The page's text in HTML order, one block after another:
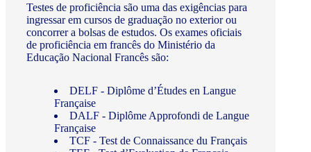
Testes de proficiência são uma das exigências para
ingressar em cursos de graduação no exterior ou
concorrer a bolsas de estudos. Os exames oficiais
de proficiência em francês do Ministério da
Educação Nacional Francês são:
DELF - Diplôme d’Études en Langue
Française
DALF - Diplôme Approfondi de Langue
Française
TCF - Test de Connaissance du Français